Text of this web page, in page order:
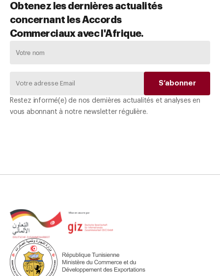
Obtenez les dernières actualités
concernant les Accords
Commerciaux avec l'Afrique.
Restez informé(e) de nos dernières actualités et analyses en
vous abonnant à notre newsletter régulière.